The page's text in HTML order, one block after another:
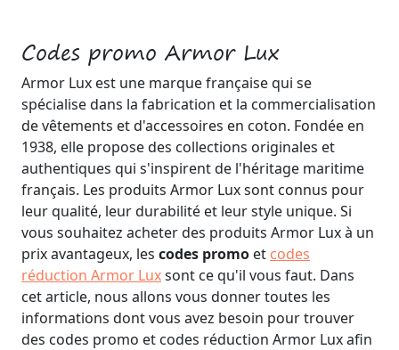
Codes promo Armor Lux
Armor Lux est une marque française qui se
spécialise dans la fabrication et la commercialisation
de vêtements et d'accessoires en coton. Fondée en
1938, elle propose des collections originales et
authentiques qui s'inspirent de l'héritage maritime
français. Les produits Armor Lux sont connus pour
leur qualité, leur durabilité et leur style unique. Si
vous souhaitez acheter des produits Armor Lux à un
prix avantageux, les codes promo et codes
réduction Armor Luxsont ce qu'il vous faut. Dans
cet article, nous allons vous donner toutes les
informations dont vous avez besoin pour trouver
des codes promo et codes réduction Armor Lux afin